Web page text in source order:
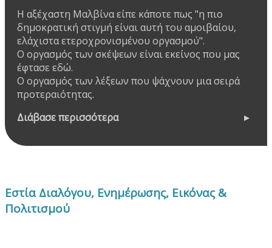
Η αξέχαστη Μαλβίνα είπε κάποτε πως "η πιο
δημοκρατική στιγμή είναι αυτή του αμοιβαίου,
ελάχιστα ετεροχρονισμένου οργασμού".
Ο οργασμός των σκέψεων είναι εκείνος που μας
έφτασε εδώ.
Ο οργασμός των λέξεων που ψάχνουν μια σειρά
προτεραιότητας.
Διάβασε περισσότερα
Εστία Διαλόγου, Ενημέρωσης, Εικόνας &
Πολιτισμού